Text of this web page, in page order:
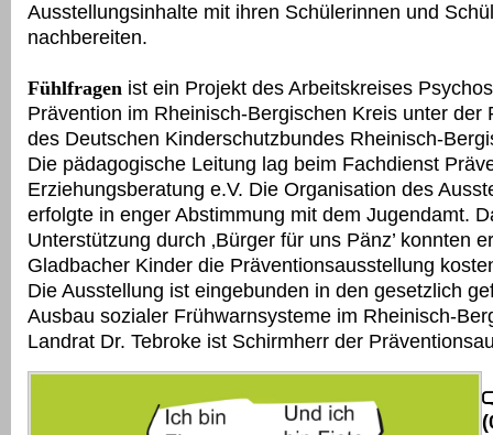
Ausstellungsinhalte mit ihren Schülerinnen und
nachbereiten.
Fühlfragen ist ein Projekt des Arbeitskreises
Prävention im Rheinisch-Bergischen Kreis unter der
des Deutschen Kinderschutzbundes Rheinisch-
Die pädagogische Leitung lag beim Fachdienst
Erziehungsberatung e.V. Die Organisation des
erfolgte in enger Abstimmung mit dem Jugendamt.
Unterstützung durch ‚Bürger für uns Pänz’ konnten
Gladbacher Kinder die Präventionsausstellung
Die Ausstellung ist eingebunden in den gesetzlich
Ausbau sozialer Frühwarnsysteme im Rheinisch-
Landrat Dr. Tebroke ist Schirmherr der